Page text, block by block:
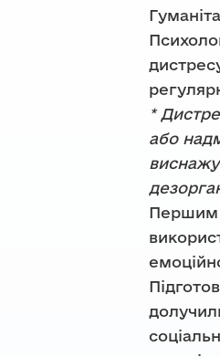
*
або
Першим